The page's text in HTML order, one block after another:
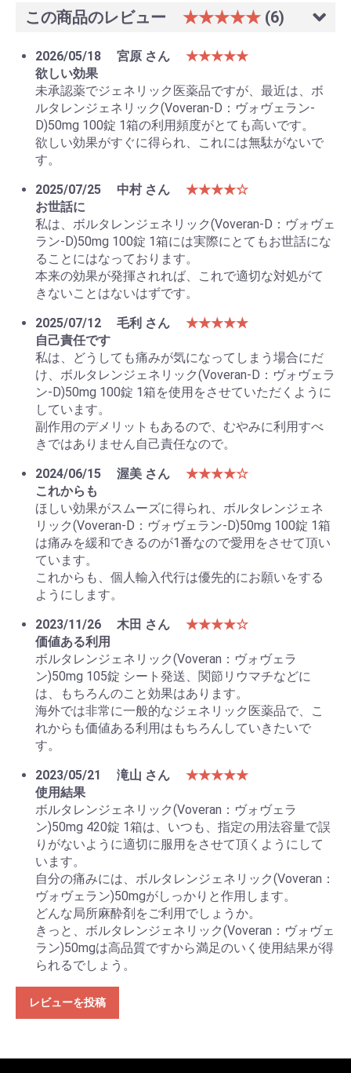
この商品のレビュー ★★★★★ (6)
2026/05/18 宮原 さん
★★★★★
欲しい効果
未承認薬でジェネリック医薬品ですが、最近は、ボ
ルタレンジェネリック(Voveran-D：ヴォヴェラン-
D)50mg 100錠 1箱の利用頻度がとても高いです。
欲しい効果がすぐに得られ、これには無駄がないで
す。
2025/07/25
中村 さん
★★★★☆
お世話に
私は、ボルタレンジェネリック(Voveran-D：ヴォヴェ
ラン-D)50mg 100錠 1箱には実際にとてもお世話にな
ることにはなっております。
本来の効果が発揮されれば、これで適切な対処がて
きないことはないはずです。
2025/07/12
毛利 さん
★★★★★
自己責任です
私は、どうしても痛みが気になってしまう場合にだ
け、ボルタレンジェネリック(Voveran-D：ヴォヴェラ
ン-D)50mg 100錠 1箱を使用をさせていただくように
しています。
副作用のデメリットもあるので、むやみに利用すべ
きではありません自己責任なので。
2024/06/15
渥美 さん
★★★★☆
これからも
ほしい効果がスムーズに得られ、ボルタレンジェネ
リック(Voveran-D：ヴォヴェラン-D)50mg 100錠 1箱
は痛みを緩和できるのが1番なので愛用をさせて頂い
ています。
これからも、個人輸入代行は優先的にお願いをする
ようにします。
2023/11/26
木田 さん
★★★★☆
価値ある利用
ボルタレンジェネリック(Voveran：ヴォヴェラ
ン)50mg 105錠 シート発送、関節リウマチなどに
は、もちろんのこと効果はあります。
海外では非常に一般的なジェネリック医薬品で、こ
れからも価値ある利用はもちろんしていきたいで
す。
2023/05/21
滝山 さん
★★★★★
使用結果
ボルタレンジェネリック(Voveran：ヴォヴェラ
ン)50mg 420錠 1箱は、いつも、指定の用法容量で誤
りがないように適切に服用をさせて頂くようにして
います。
自分の痛みには、ボルタレンジェネリック(Voveran：
ヴォヴェラン)50mgがしっかりと作用します。
どんな局所麻酔剤をご利用でしょうか。
きっと、ボルタレンジェネリック(Voveran：ヴォヴェ
ラン)50mgは高品質ですから満足のいく使用結果が得
られるでしょう。
レビューを投稿